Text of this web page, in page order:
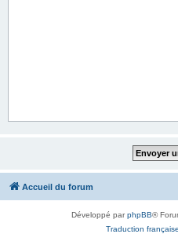
Accueil du forum
Développé parphpBB®
Traduction